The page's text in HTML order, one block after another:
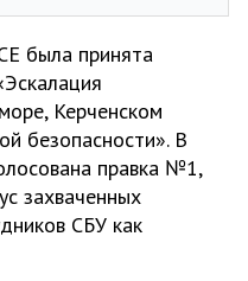
была принята
Керченском
безопасности». В
правка №1,
захваченных
СБУ как